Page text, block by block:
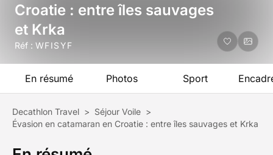
Croatie : entre îles sauvages
et Krka
Réf : WFISYF
En résumé Photos Sport
Decathlon Travel > Séjour Voile >
Évasion en catamaran en Croatie : entre îles sauvages et Krka